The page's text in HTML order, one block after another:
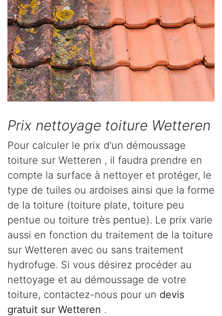
Prix nettoyage toiture Wetteren
Pour calculer le prix d'un démoussage
toiture sur Wetteren , il faudra prendre en
compte la surface à nettoyer et protéger, le
type de tuiles ou ardoises ainsi que la forme
de la toiture (toiture plate, toiture peu
pentue ou toiture très pentue). Le prix varie
aussi en fonction du traitement de la toiture
sur Wetteren avec ou sans traitement
hydrofuge. Si vous désirez procéder au
nettoyage et au démoussage de votre
toiture, contactez-nous pour un devis
gratuit sur Wetteren .